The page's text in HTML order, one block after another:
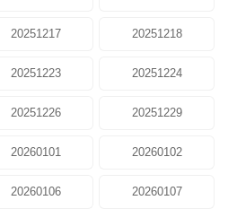
20251217 20251218
20251223 20251224
20251226 20251229
20260101 20260102
20260106 20260107